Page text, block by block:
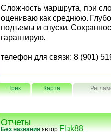
Сложность маршрута, при
оцениваю как среднюю.
подъемы и спуски.
гарантирую.
телефон для связи: 8 (901)
Трек Карта
Отчеты
Без названияавторFlak88